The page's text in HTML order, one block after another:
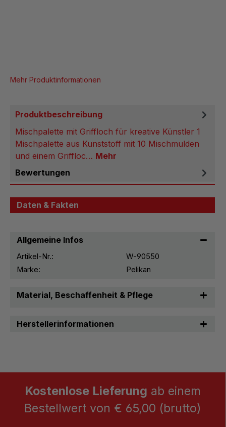
Mehr Produktinformationen
Produktbeschreibung
Mischpalette mit Griffloch für kreative Künstler 1
Mischpalette aus Kunststoff mit 10 Mischmulden
und einem Griffloc… Mehr
Bewertungen
Daten & Fakten
Allgemeine Infos
Artikel-Nr.:
W-90550
Marke:
Pelikan
Material, Beschaffenheit & Pflege
Herstellerinformationen
Kostenlose Lieferung ab einem
Bestellwert von € 65,00 (brutto)